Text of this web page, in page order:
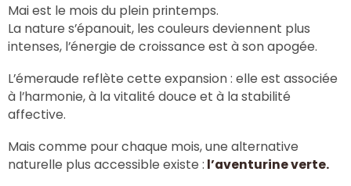
Mai est le mois du plein printemps.
La nature s’épanouit, les couleurs deviennent plus
intenses, l’énergie de croissance est à son apogée.
L’émeraude reflète cette expansion : elle est associée
à l’harmonie, à la vitalité douce et à la stabilité
affective.
Mais comme pour chaque mois, une alternative
naturelle plus accessible existe : l’aventurine verte.